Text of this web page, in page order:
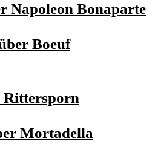
Napoleon Bonaparte
Boeuf
Rittersporn
Mortadella